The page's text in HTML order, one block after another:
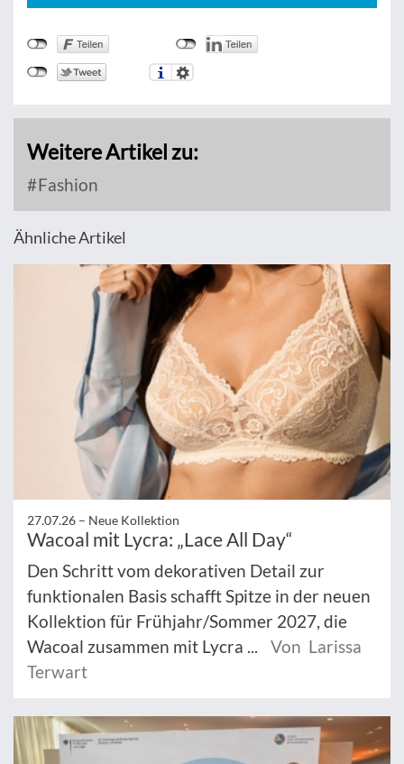
Weitere Artikel zu:
Fashion
Ähnliche Artikel
27.07.26 – Neue Kollektion
Wacoal mit Lycra: „Lace All Day“
Den Schritt vom dekorativen Detail zur
funktionalen Basis schafft Spitze in der neuen
Kollektion für Frühjahr/Sommer 2027, die
Wacoal zusammen mit Lycra ...
Von Larissa
Terwart